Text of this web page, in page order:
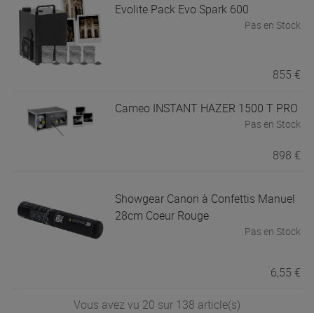
Evolite Pack Evo Spark 600
Pas en Stock
855 €
Cameo INSTANT HAZER 1500 T PRO
Pas en Stock
898 €
Showgear Canon à Confettis Manuel
28cm Coeur Rouge
Pas en Stock
6,55 €
Vous avez vu 20 sur 138 article(s)